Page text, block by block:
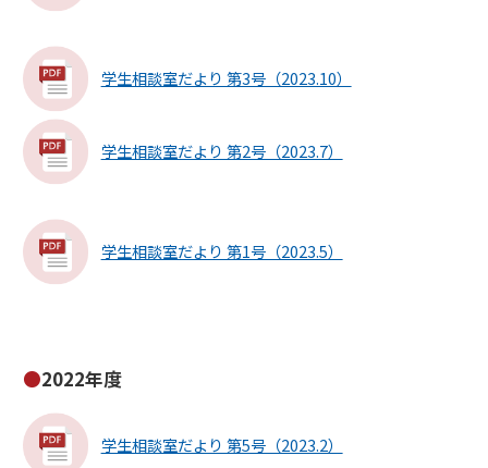
学生相談室だより 第3号（2023.10）
学生相談室だより 第2号（2023.7）
学生相談室だより 第1号（2023.5）
2022年度
学生相談室だより 第5号（2023.2）